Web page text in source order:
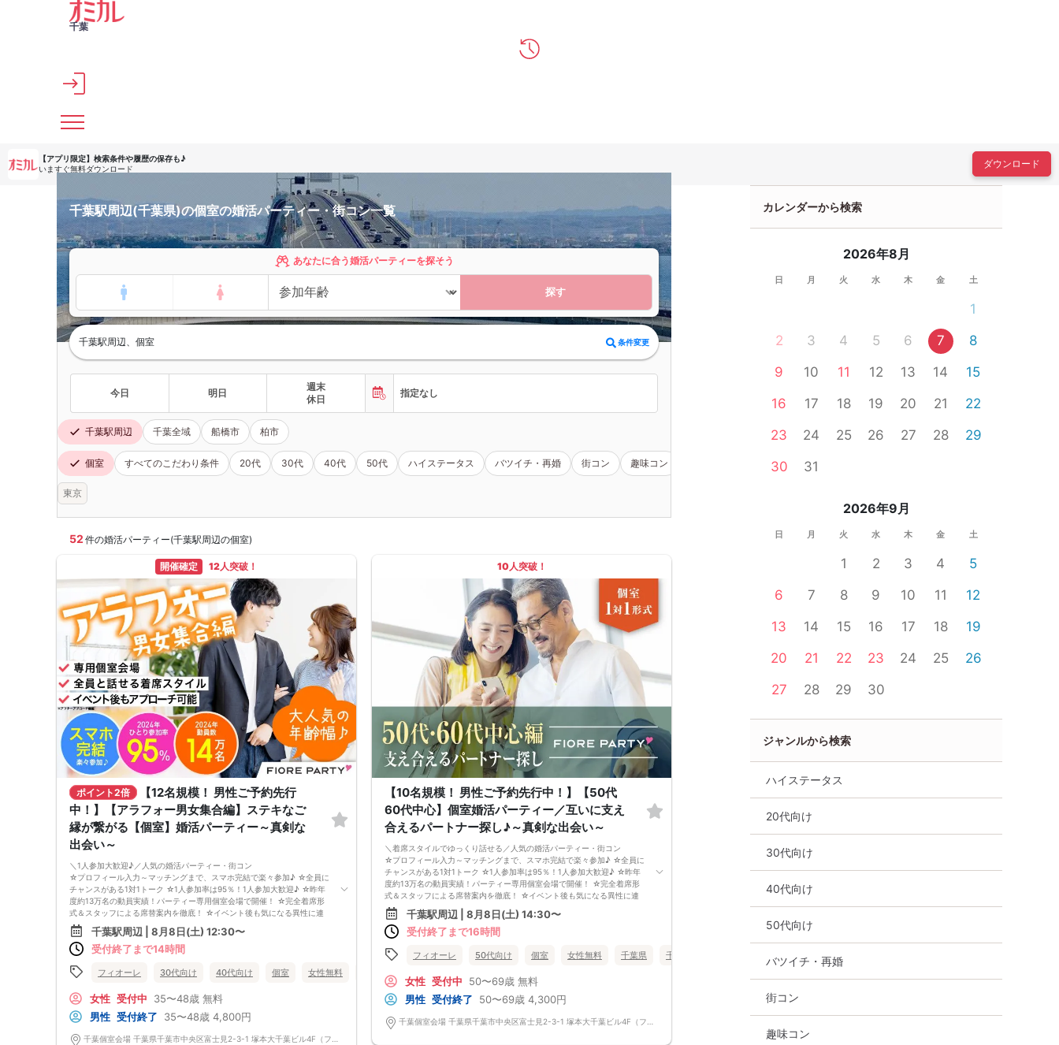
メインコンテンツへスキップ
千葉
【アプリ限定】 検索条件や履歴の保存も♪
いますぐ無料ダウンロード
ダウンロード
千葉駅周辺(千葉県)の個室の婚活パーティー・街コン一覧
あなたに合う婚活パーティーを探そう
探す
千葉駅周辺、個室 条件変更
今日 明日
週末
休日
指定なし
千葉駅周辺 千葉全域 船橋市 柏市
個室 すべてのこだわり条件 20代 30代 40代 50代 ハイステータス バツイチ・再婚 街コン 趣味コン 婚活セミナー
東京
52 件の婚活パーティー(千葉駅周辺の個室)
開催確定 12人突破！
ポイント2倍
【12名規模！ 男性ご予約先行
中！】【アラフォー男女集合編】ステキなご
縁が繋がる【個室】婚活パーティー～真剣な
出会い～
＼1人参加大歓迎♪／人気の婚活パーティー・街コン
☆プロフィール入力～マッチングまで、スマホ完結で楽々参加♪ ☆全員に
チャンスがある1対1トーク ☆1人参加率は95％！1人参加大歓迎♪ ☆昨年
度約13万名の動員実績！パーティー専用個室会場で開催！ ☆完全着席形
式＆スタッフによる席替案内を徹底！ ☆イベント後も気になる異性に連
絡先が送れる♪（※アフターアプローチ機能） スタッフが最初から最後ま
で進行するので、フリータイムで放置されて人気の方と一度もお話できず
に気が付いたらイベント終了・・・ということは一切ありません！ 持ち
す） ・最新版Google Chromeか最新版Safariを使用可能なスマホ （こち
係上、カードスタイルに切り替えて催行する場合がございます。） ・な
るべくお釣銭がでないようご用意いただけますと幸いです。 ※集客状況に
応じてサムネイル等が変更になる場合がございます。 参加年齢と参加条
千葉駅周辺 | 8月8日(土) 12:30〜
受付終了まで14時間
フィオーレ 30代向け 40代向け 個室 女性無料
女性 受付中 35〜48歳 無料
男性 受付終了 35〜48歳 4,800円
千葉個室会場 千葉県千葉市中央区富士見2-3-1 塚本大千葉ビル4F（フィオーレ千葉店内）※守衛(受付)の方がいるエレベーターホールからお上がりください。
10人突破！
【10名規模！ 男性ご予約先行中！】【50代
60代中心】個室婚活パーティー／互いに支え
合えるパートナー探し♪～真剣な出会い～
＼着席スタイルでゆっくり話せる／人気の婚活パーティー・街コン
☆プロフィール入力～マッチングまで、スマホ完結で楽々参加♪ ☆全員に
チャンスがある1対1トーク ☆1人参加率は95％！1人参加大歓迎♪ ☆昨年
度約13万名の動員実績！パーティー専用個室会場で開催！ ☆完全着席形
式＆スタッフによる席替案内を徹底！ ☆イベント後も気になる異性に連
絡先が送れる♪（※アフターアプローチ機能） スタッフが最初から最後ま
で進行するので、フリータイムで放置されて人気の方と一度もお話できず
に気が付いたらイベント終了・・・ということは一切ありません！ 持ち
す） ・最新版Google Chromeか最新版Safariを使用可能なスマホ （こち
係上、カードスタイルに切り替えて催行する場合がございます。） ・な
るべくお釣銭がでないようご用意いただけますと幸いです。 ※集客状況に
応じてサムネイル等が変更になる場合がございます。 参加年齢と参加条
千葉駅周辺 | 8月8日(土) 14:30〜
受付終了まで16時間
フィオーレ 50代向け 個室 女性無料 千葉県 千葉駅周辺
女性 受付中 50〜69歳 無料
男性 受付終了 50〜69歳 4,300円
千葉個室会場 千葉県千葉市中央区富士見2-3-1 塚本大千葉ビル4F（フィオーレ千葉店内）※守衛(受付)の方がいるエレベーターホールからお上がりください。
カレンダーから検索
2026年8月
日 月 火 水 木 金 土
1
2
3 4 5 6 7
8
9
10 11 12 13 14
15
16
17 18 19 20 21
22
23
24 25 26 27 28
29
30
31
2026年9月
日 月 火 水 木 金 土
1 2 3 4
5
6
7 8 9 10 11
12
13
14 15 16 17 18
19
20
21 22 23 24 25
26
27
28 29 30
ジャンルから検索
ハイステータス
20代向け
30代向け
40代向け
50代向け
バツイチ・再婚
街コン
趣味コン